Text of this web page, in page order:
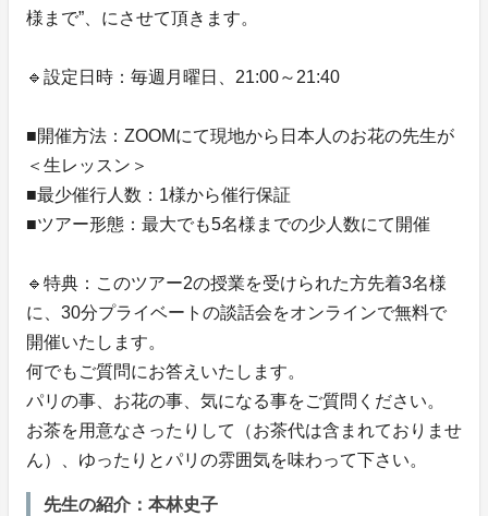
様まで”、にさせて頂きます。
🔹設定日時：毎週月曜日、21:00～21:40
■開催方法：ZOOMにて現地から日本人のお花の先生が
＜生レッスン＞
■最少催行人数：1様から催行保証
■ツアー形態：最大でも5名様までの少人数にて開催
🔹特典：このツアー2の授業を受けられた方先着3名様
に、30分プライベートの談話会をオンラインで無料で
開催いたします。
何でもご質問にお答えいたします。
パリの事、お花の事、気になる事をご質問ください。
お茶を用意なさったりして（お茶代は含まれておりませ
ん）、ゆったりとパリの雰囲気を味わって下さい。
先生の紹介：本林史子